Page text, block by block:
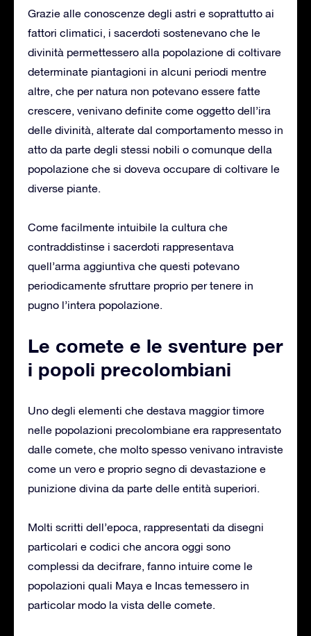
Grazie alle conoscenze degli astri e soprattutto ai
fattori climatici, i sacerdoti sostenevano che le
divinità permettessero alla popolazione di coltivare
determinate piantagioni in alcuni periodi mentre
altre, che per natura non potevano essere fatte
crescere, venivano definite come oggetto dell’ira
delle divinità, alterate dal comportamento messo in
atto da parte degli stessi nobili o comunque della
popolazione che si doveva occupare di coltivare le
diverse piante.
Come facilmente intuibile la cultura che
contraddistinse i sacerdoti rappresentava
quell’arma aggiuntiva che questi potevano
periodicamente sfruttare proprio per tenere in
pugno l’intera popolazione.
Le comete e le sventure per
i popoli precolombiani
Uno degli elementi che destava maggior timore
nelle popolazioni precolombiane era rappresentato
dalle comete, che molto spesso venivano intraviste
come un vero e proprio segno di devastazione e
punizione divina da parte delle entità superiori.
Molti scritti dell’epoca, rappresentati da disegni
particolari e codici che ancora oggi sono
complessi da decifrare, fanno intuire come le
popolazioni quali Maya e Incas temessero in
particolar modo la vista delle comete.